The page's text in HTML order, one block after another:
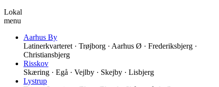
Lokal
menu
Aarhus By
Latinerkvarteret · Trøjborg · Aarhus Ø · Frederiksbjerg ·
Christiansbjerg
Risskov
Skæring · Egå · Vejlby · Skejby · Lisbjerg
Lystrup